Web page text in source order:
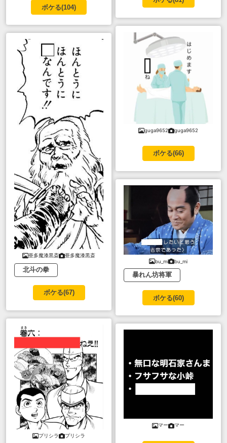
ボケる(104)
亜多魔漆黒斎 亜多魔漆黒斎
北斗の拳
ボケる(67)
プリシラ プリシラ
guga9652 guga9652
ボケる(66)
bu_mi bu_mi
暴れん坊将軍
ボケる(60)
マー マー